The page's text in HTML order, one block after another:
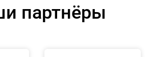
партнёры